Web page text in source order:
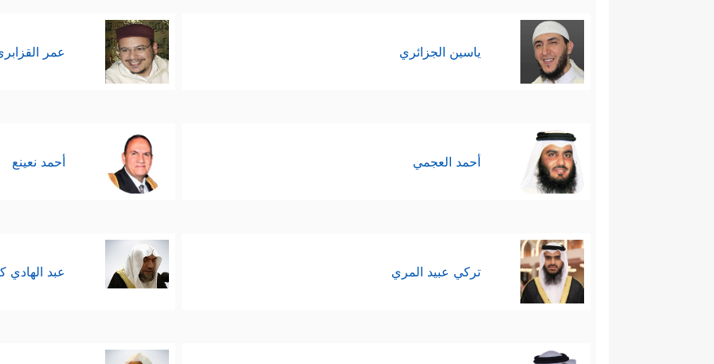
ياسين الجزائري عمر
أحمد العجمي أحمد نعينع
تركي عبيد المري عبد الهادي